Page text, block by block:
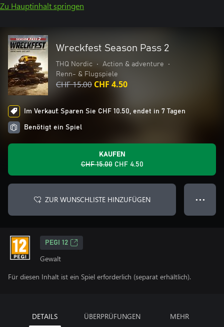
Zu Hauptinhalt springen
Wreckfest Season Pass 2
THQ Nordic • Action & adventure
•
Renn- & Flugspiele
CHF 15.00 CHF 4.50
Im Verkauf: Sparen Sie CHF 10.50, endet in 7 Tagen
Benötigt ein Spiel
KAUFEN
CHF 15.00 CHF 4.50
ZUR WUNSCHLISTE HINZUFÜGEN ● ● ●
PEGI 12
Gewalt
Für diesen Inhalt ist ein Spiel erforderlich (separat erhältlich).
DETAILS ÜBERPRÜFUNGEN MEHR